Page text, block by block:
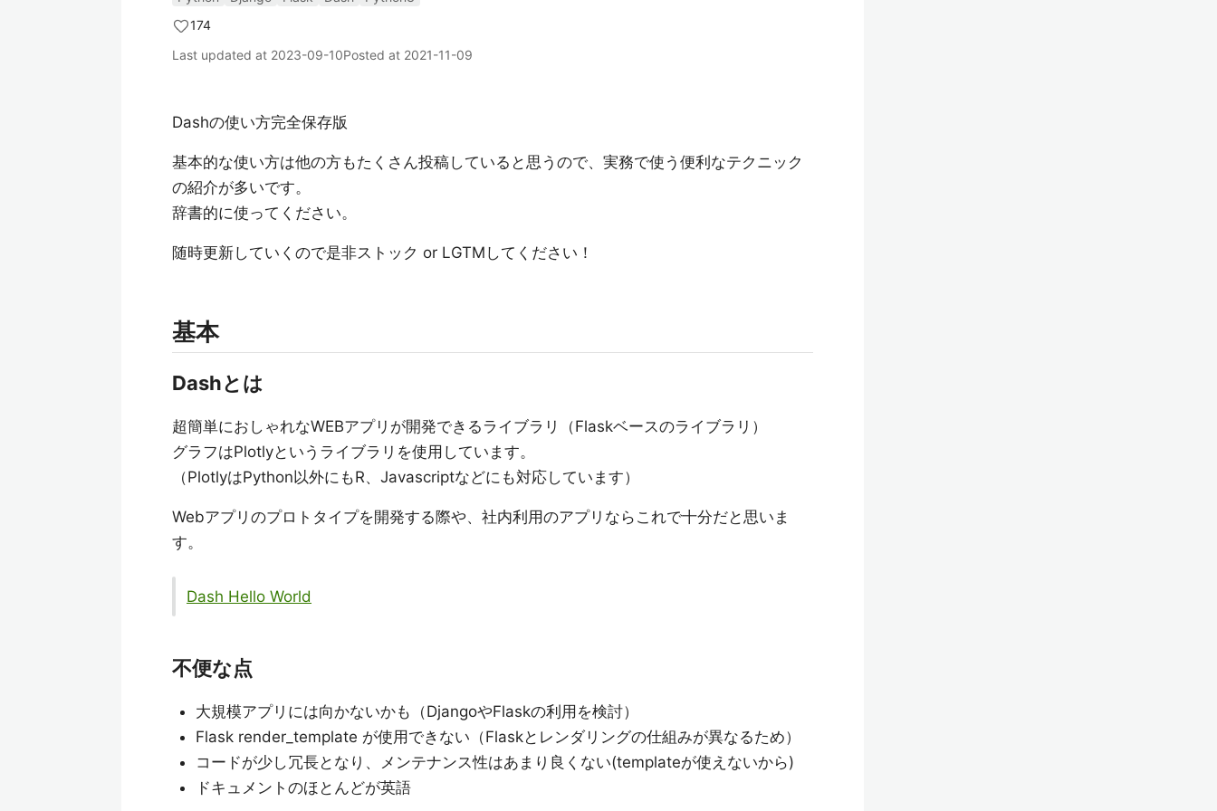
174
Last updated at 2023-09-10Posted at 2021-11-09
Dashの使い方完全保存版
基本的な使い方は他の方もたくさん投稿していると思うので、実務で使う便利なテクニック
の紹介が多いです。
辞書的に使ってください。
随時更新していくので是非ストック or LGTMしてください！
基本
Dashとは
超簡単におしゃれなWEBアプリが開発できるライブラリ（Flaskベースのライブラリ）
グラフはPlotlyというライブラリを使用しています。
（PlotlyはPython以外にもR、Javascriptなどにも対応しています）
Webアプリのプロトタイプを開発する際や、社内利用のアプリならこれで十分だと思いま
す。
Dash Hello World
不便な点
大規模アプリには向かないかも（DjangoやFlaskの利用を検討）
Flask render_template が使用できない（Flaskとレンダリングの仕組みが異なるため）
コードが少し冗長となり、メンテナンス性はあまり良くない(templateが使えないから)
ドキュメントのほとんどが英語